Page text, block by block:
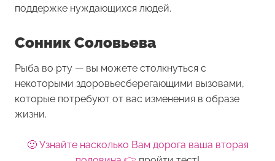
поддержке нуждающихся людей.
Сонник Соловьева
Рыба во рту — вы можете столкнуться с
некоторыми здоровьесберегающими вызовами,
которые потребуют от вас изменения в образе
жизни.
🙂 Узнайте насколько Вам дорога ваша вторая